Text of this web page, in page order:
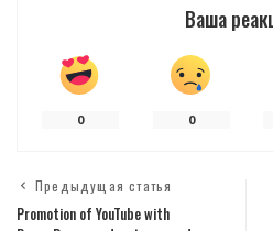
Ваша
0 0
Предыдущая статья
Promotion of YouTube with